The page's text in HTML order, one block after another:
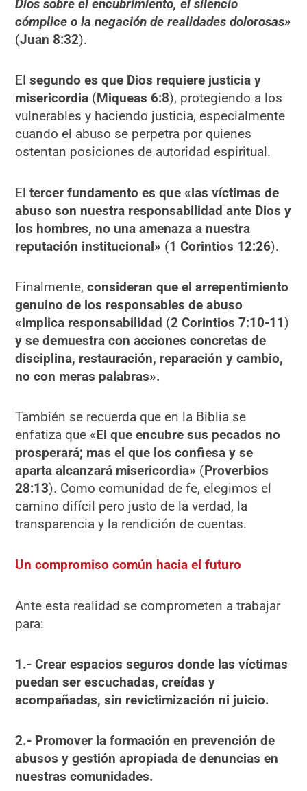
Dios sobre el encubrimiento, el silencio
cómplice o la negación de realidades dolorosas»
(Juan 8:32).
Elsegundo es que Dios requiere justicia y
misericordia (Miqueas 6:8), protegiendo a los
vulnerables y haciendo justicia, especialmente
cuando el abuso se perpetra por quienes
ostentan posiciones de autoridad espiritual.
Eltercer fundamento es que «las víctimas de
abuso son nuestra responsabilidad ante Dios y
los hombres, no una amenaza a nuestra
reputación institucional» (1 Corintios 12:26).
Finalmente,consideran que el arrepentimiento
genuino de los responsables de abuso
«implica responsabilidad (2 Corintios 7:10-11)
y se demuestra con acciones concretas de
disciplina, restauración, reparación y cambio,
no con meras palabras».
También se recuerda que en la Biblia se
enfatiza que «El que encubre sus pecados no
prosperará; mas el que los confiesa y se
aparta alcanzará misericordia» (Proverbios
28:13). Como comunidad de fe, elegimos el
camino difícil pero justo de la verdad, la
transparencia y la rendición de cuentas.
Un compromiso común hacia el futuro
Ante esta realidad se comprometen a trabajar
para:
1.- Crear espacios seguros donde las víctimas
puedan ser escuchadas, creídas y
acompañadas, sin revictimización ni juicio.
2.- Promover la formación en prevención de
abusos y gestión apropiada de denuncias en
nuestras comunidades.